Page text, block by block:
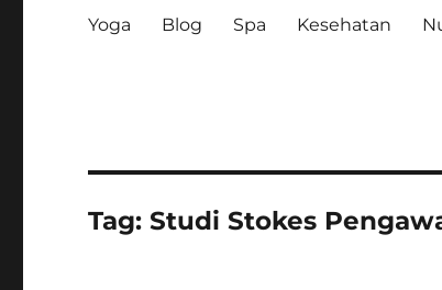
Yoga Blog Spa Kesehatan
Tag:Studi Stokes